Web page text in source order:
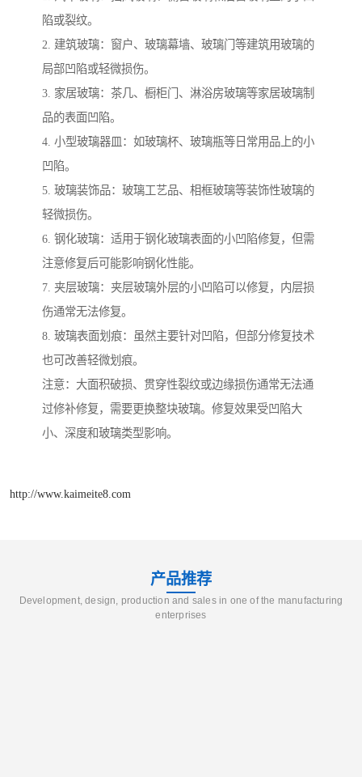
陷或裂纹。
2. 建筑玻璃：窗户、玻璃幕墙、玻璃门等建筑用玻璃的
局部凹陷或轻微损伤。
3. 家居玻璃：茶几、橱柜门、淋浴房玻璃等家居玻璃制
品的表面凹陷。
4. 小型玻璃器皿：如玻璃杯、玻璃瓶等日常用品上的小
凹陷。
5. 玻璃装饰品：玻璃工艺品、相框玻璃等装饰性玻璃的
轻微损伤。
6. 钢化玻璃：适用于钢化玻璃表面的小凹陷修复，但需
注意修复后可能影响钢化性能。
7. 夹层玻璃：夹层玻璃外层的小凹陷可以修复，内层损
伤通常无法修复。
8. 玻璃表面划痕：虽然主要针对凹陷，但部分修复技术
也可改善轻微划痕。
注意：大面积破损、贯穿性裂纹或边缘损伤通常无法通
过修补修复，需要更换整块玻璃。修复效果受凹陷大
小、深度和玻璃类型影响。
http://www.kaimeite8.com
产品推荐
Development, design, production and sales in one of the manufacturing
enterprises